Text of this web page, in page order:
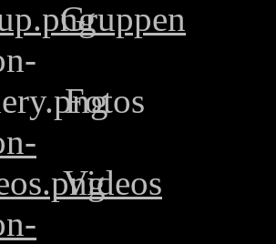
Gruppen
Fotos
Videos